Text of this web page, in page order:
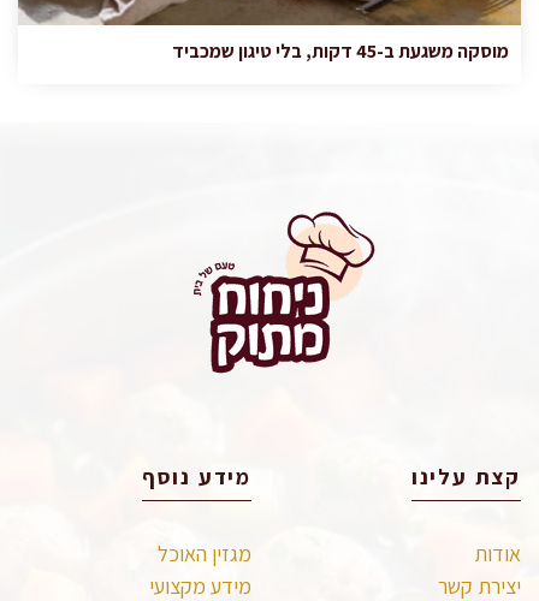
מוסקה משגעת ב-45 דקות, בלי טיגון שמכביד
קצת עלינו
אודות
יצירת קשר
מידע נוסף
מגזין האוכל
מידע מקצועי